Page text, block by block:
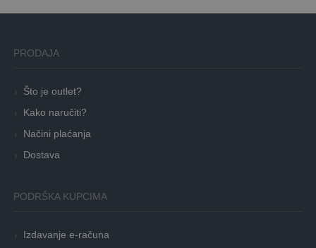
PRODAJA
Što je outlet?
Kako naručiti?
Načini plaćanja
Dostava
PODRŠKA KUPCIMA
Izdavanje e-računa